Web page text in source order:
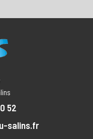
52
salins.fr